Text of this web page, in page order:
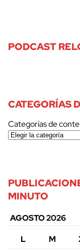
PODCAST
CATEGORÍAS
Categorías de
MINUTO
AGOSTO 2026
L
M